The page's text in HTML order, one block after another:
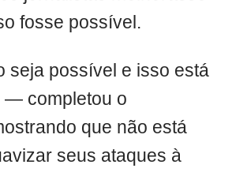
fosse possível.
seja possível e isso está
— completou o
que não está
seus ataques à